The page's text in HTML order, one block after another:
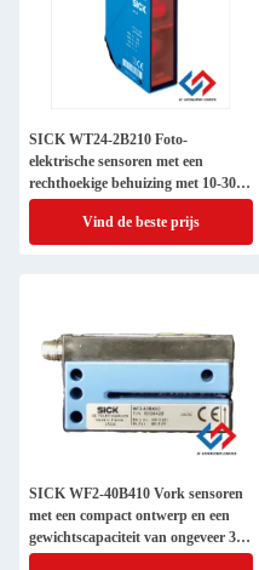
SICK WT24-2B210 Foto-
elektrische sensoren met een
rechthoekige behuizing met 10-30 V
gelijkstroomtoevoer
Vind de beste prijs
SICK WF2-40B410 Vork sensoren
met een compact ontwerp en een
gewichtscapaciteit van ongeveer 36
g tot 160 g